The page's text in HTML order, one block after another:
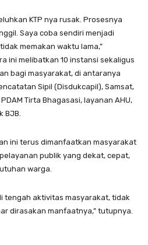
KTP nya rusak. Prosesnya
Saya coba sendiri menjadi
memakan waktu lama,”
ini melibatkan 10 instansi sekaligus
bagi masyarakat, di antaranya
Sipil (Disdukcapil), Samsat,
Tirta Bhagasasi, layanan AHU,
BJB.
ini terus dimanfaatkan masyarakat
publik yang dekat, cepat,
warga.
tengah aktivitas masyarakat, tidak
dirasakan manfaatnya,” tutupnya.